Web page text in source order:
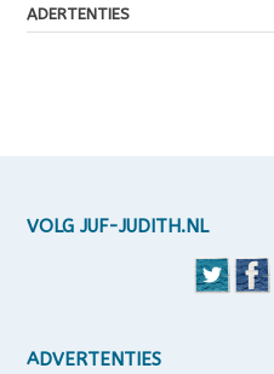
ADERTENTIES
VOLG JUF-JUDITH.NL
ADVERTENTIES